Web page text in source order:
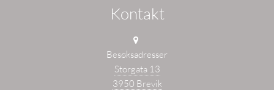
Kontakt
Besøksadresser
Storgata 13
3950 Brevik